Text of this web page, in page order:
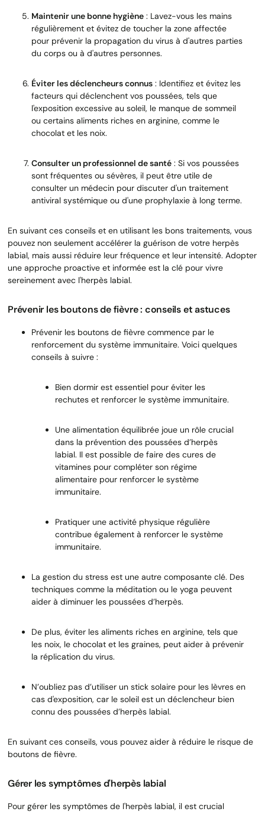
Maintenir une bonne hygiène : Lavez-vous les mains
régulièrement et évitez de toucher la zone affectée
pour prévenir la propagation du virus à d'autres parties
du corps ou à d'autres personnes.
Éviter les déclencheurs connus : Identifiez et évitez les
facteurs qui déclenchent vos poussées, tels que
l'exposition excessive au soleil, le manque de sommeil
ou certains aliments riches en arginine, comme le
chocolat et les noix.
Consulter un professionnel de santé : Si vos poussées
sont fréquentes ou sévères, il peut être utile de
consulter un médecin pour discuter d'un traitement
antiviral systémique ou d'une prophylaxie à long terme.
En suivant ces conseils et en utilisant les bons traitements, vous
pouvez non seulement accélérer la guérison de votre herpès
labial, mais aussi réduire leur fréquence et leur intensité. Adopter
une approche proactive et informée est la clé pour vivre
sereinement avec l'herpès labial.
Prévenir les boutons de fièvre : conseils et astuces
Prévenir les boutons de fièvre commence par le
renforcement du système immunitaire. Voici quelques
conseils à suivre :
Bien dormir est essentiel pour éviter les
rechutes et renforcer le système immunitaire.
Une alimentation équilibrée joue un rôle crucial
dans la prévention des poussées d’herpès
labial. Il est possible de faire des cures de
vitamines pour compléter son régime
alimentaire pour renforcer le système
immunitaire.
Pratiquer une activité physique régulière
contribue également à renforcer le système
immunitaire.
La gestion du stress est une autre composante clé. Des
techniques comme la méditation ou le yoga peuvent
aider à diminuer les poussées d’herpès.
De plus, éviter les aliments riches en arginine, tels que
les noix, le chocolat et les graines, peut aider à prévenir
la réplication du virus.
N’oubliez pas d’utiliser un stick solaire pour les lèvres en
cas d'exposition, car le soleil est un déclencheur bien
connu des poussées d’herpès labial.
En suivant ces conseils, vous pouvez aider à réduire le risque de
boutons de fièvre.
Gérer les symptômes d'herpès labial
Pour gérer les symptômes de l'herpès labial, il est crucial